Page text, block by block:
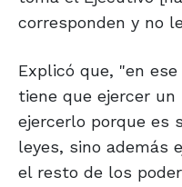
corresponden y no
Explicó que, "en
tiene que ejercer
ejercerlo porque es
leyes, sino además
el resto de los